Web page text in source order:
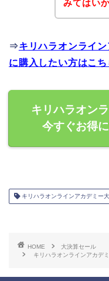
みてはい
⇒キリハラオンライ
に購入したい方はこち
キリハラオン
今すぐお得
キリハラオンラインアカデミー
HOME
大決算セール
キリハラオンラインアカデ